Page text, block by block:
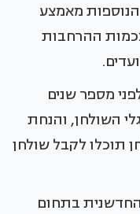
הנוספות מאמצע
ההרחבות
מספר שנים
השולחן, והנחת
תוכלו לקבל שולחן
בתחום